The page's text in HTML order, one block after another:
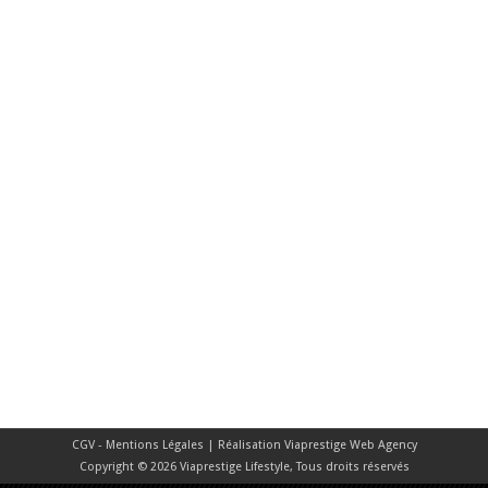
CGV - Mentions Légales | Réalisation Viaprestige Web Agency
Copyright © 2026 Viaprestige Lifestyle, Tous droits réservés